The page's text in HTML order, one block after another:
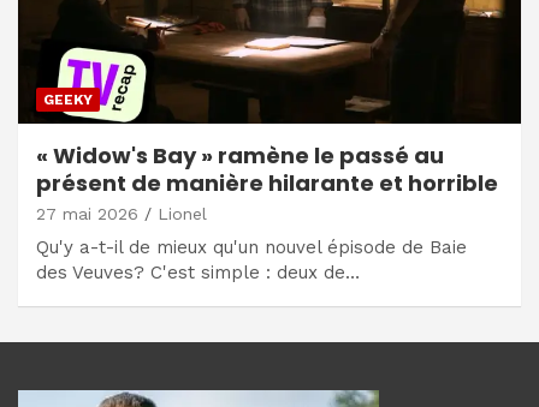
GEEKY
« Widow's Bay » ramène le passé au
présent de manière hilarante et horrible
27 mai 2026 Lionel
Qu'y a-t-il de mieux qu'un nouvel épisode de Baie
des Veuves? C'est simple : deux de…